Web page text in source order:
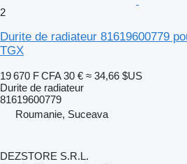
2
Durite de radiateur 81619600779
TGX
19 670 F CFA 30 € ≈ 34,66 $US
Durite de radiateur
81619600779
Roumanie, Suceava
DEZSTORE S.R.L.